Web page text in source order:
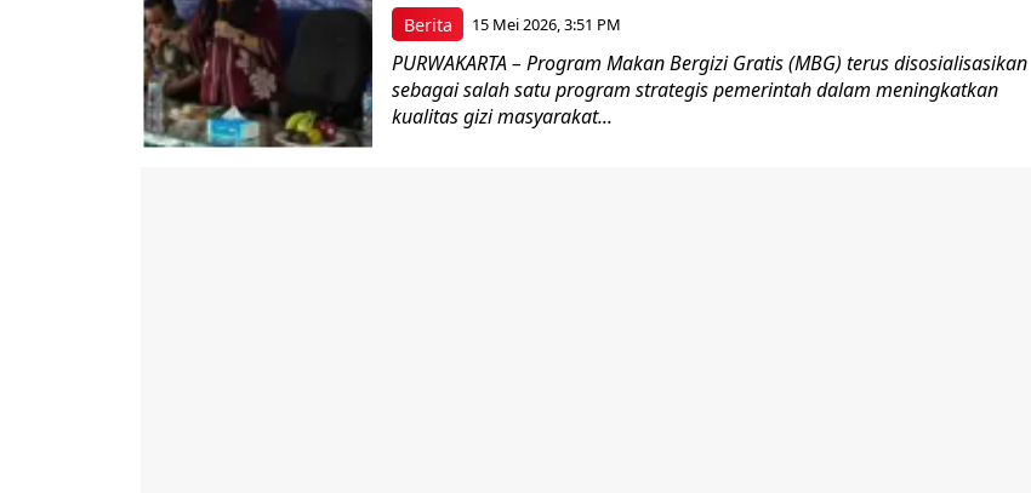
Berita 15 Mei 2026, 3:51 PM
PURWAKARTA – Program Makan Bergizi Gratis (MBG) terus disosialisasikan
sebagai salah satu program strategis pemerintah dalam meningkatkan
kualitas gizi masyarakat...